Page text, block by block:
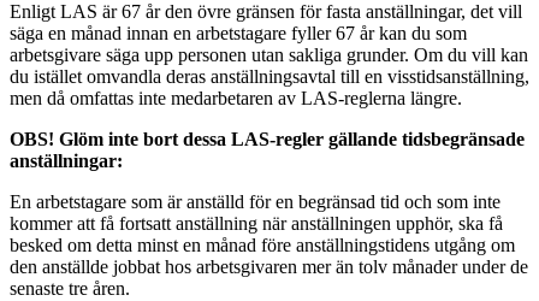
Enligt LAS är 67 år den övre gränsen för fasta anställningar, det vill
säga en månad innan en arbetstagare fyller 67 år kan du som
arbetsgivare säga upp personen utan sakliga grunder. Om du vill kan
du istället omvandla deras anställningsavtal till en visstidsanställning,
men då omfattas inte medarbetaren av LAS-reglerna längre.
OBS! Glöm inte bort dessa LAS-regler gällande tidsbegränsade
anställningar:
En arbetstagare som är anställd för en begränsad tid och som inte
kommer att få fortsatt anställning när anställningen upphör, ska få
besked om detta minst en månad före anställningstidens utgång om
den anställde jobbat hos arbetsgivaren mer än tolv månader under de
senaste tre åren.